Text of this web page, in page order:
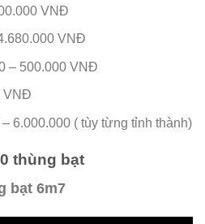
VNĐ
VNĐ
– 500.000 VNĐ
VNĐ
6.000.000 ( tùy từng tỉnh thành)
thùng bạt
bạt 6m7